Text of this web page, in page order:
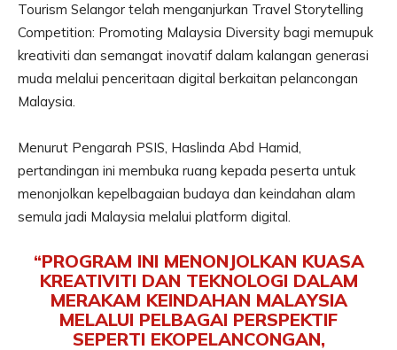
Tourism Selangor telah menganjurkan Travel Storytelling
Competition: Promoting Malaysia Diversity bagi memupuk
kreativiti dan semangat inovatif dalam kalangan generasi
muda melalui penceritaan digital berkaitan pelancongan
Malaysia.
Menurut Pengarah PSIS, Haslinda Abd Hamid,
pertandingan ini membuka ruang kepada peserta untuk
menonjolkan kepelbagaian budaya dan keindahan alam
semula jadi Malaysia melalui platform digital.
“PROGRAM INI MENONJOLKAN KUASA
KREATIVITI DAN TEKNOLOGI DALAM
MERAKAM KEINDAHAN MALAYSIA
MELALUI PELBAGAI PERSPEKTIF
SEPERTI EKOPELANCONGAN,